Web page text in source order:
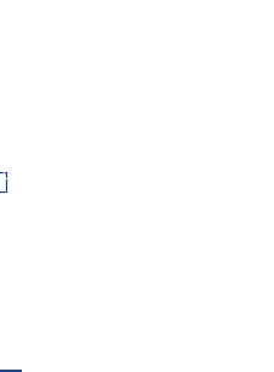
0